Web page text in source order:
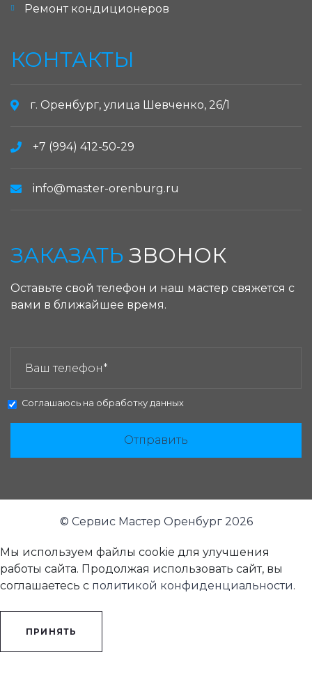
Ремонт кондиционеров
КОНТАКТЫ
г. Оренбург, улица Шевченко, 26/1
+7 (994) 412-50-29
info@master-orenburg.ru
ЗАКАЗАТЬ ЗВОНОК
Оставьте свой телефон и наш мастер свяжется с
вами в ближайшее время.
Соглашаюсь на обработку данных
Отправить
© Сервис Мастер Оренбург 2026
Мы используем файлы cookie для улучшения
работы сайта. Продолжая использовать сайт, вы
соглашаетесь с политикой конфиденциальности.
ПРИНЯТЬ